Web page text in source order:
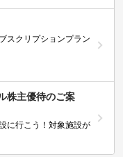
スクリプションプラン
株主優待のご案
に行こう！対象施設が